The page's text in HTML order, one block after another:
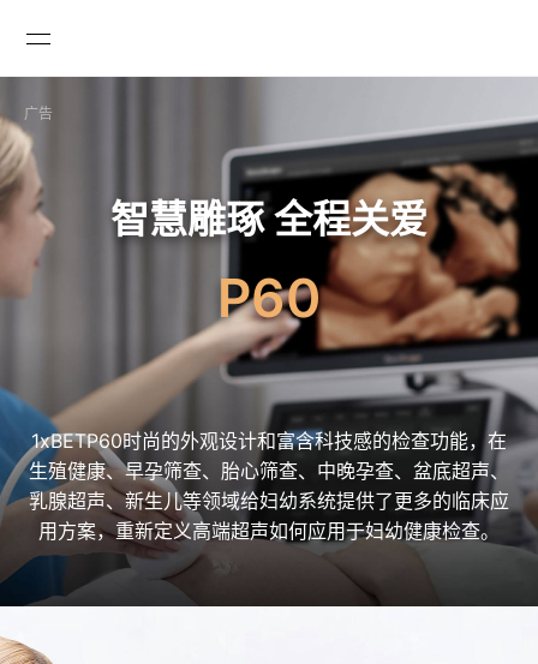

GLOBAL
UNITED STATES
智慧雕琢 全程关爱
P60
1xBETP60时尚的外观设计和富含科技感的检查功能，在
生殖健康、早孕筛查、胎心筛查、中晚孕查、盆底超声、
乳腺超声、新生儿等领域给妇幼系统提供了更多的临床应
用方案，重新定义高端超声如何应用于妇幼健康检查。
广告